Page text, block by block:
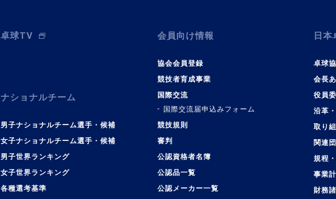
卓球TV
ナショナルチーム
男子ナショナルチーム選手・候補
女子ナショナルチーム選手・候補
男子世界ランキング
女子世界ランキング
各種選考基準
会員向け情報
協会会員登録
競技者育成事業
国際交流
国際交流届申込みフォーム
競技規則
審判
公認資格者名簿
公認品一覧
公認メーカー一覧
日
卓球
会長
役員
沿革
取り
関連
規程
事業
財務